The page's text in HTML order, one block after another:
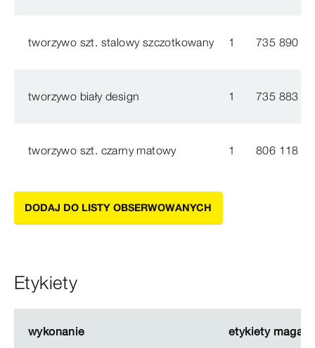
tworzywo szt. stalowy szczotkowany 1 735 890
tworzywo biały design 1 735 883
tworzywo szt. czarny matowy 1 806 118
DODAJ DO LISTY OBSERWOWANYCH
Etykiety
wykonanie etykiety
wykonanie etykiety